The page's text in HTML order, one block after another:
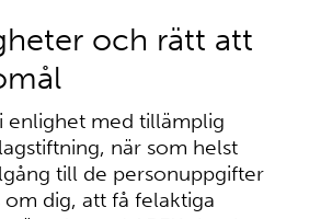
och rätt att
enlighet med tillämplig
när som helst
till de personuppgifter
dig, att få felaktiga